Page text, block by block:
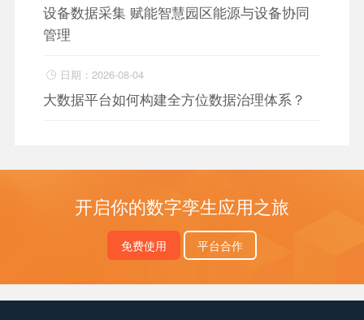
设备数据采集 赋能智慧园区能源与设备协同
管理
 日期：2026-08-04
大数据平台如何构建全方位数据治理体系？
开启你的数字孪生应用之旅
免费使用 平台合作